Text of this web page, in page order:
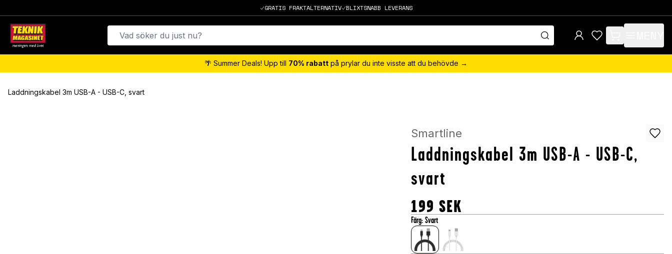
GRATIS FRAKTALTERNATIV BLIXTSNABB LEVERANS
items in cart, view
🌴 Summer Deals! Upp till 70% rabatt på prylar du inte visste att du behövde →
Laddningskabel 3m USB-A - USB-C, svart
Smartline
Laddningskabel 3m USB-A - USB-C,
svart
199 SEK
Färg:Svart